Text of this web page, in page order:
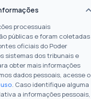
processuais
públicas e foram coletadas
oficiais do Poder
sistemas dos tribunais e
obter mais informações
dados pessoais, acesse o
. Caso identifique alguma
a informações pessoais,